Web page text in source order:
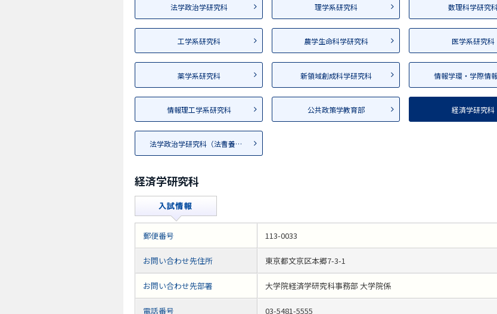
法学政治学研究科 理学系研究科 数理科学研究
工学系研究科 農学生命科学研究科 医学系研究科
薬学系研究科 新領域創成科学研究科 情報学環・学際情
情報理工学系研究科 公共政策学教育部 経済学研究科
法学政治学研究科（法曹養成専攻）
経済学研究科
郵便番号 113-0033
お問い合わせ先住所 東京都文京区本郷7-3-1
お問い合わせ先部署 大学院経済学研究科事務部 大学院係
電話番号 03-5481-5555